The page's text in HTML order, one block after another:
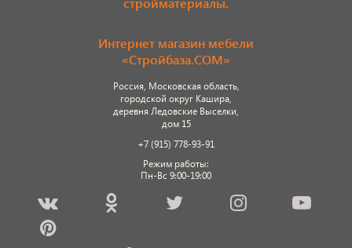
Интернет магазин мебели
«Стройбаза.COM»
Россия, Московская область,
городской округ Кашира,
деревня Ледовские Выселки,
дом 15
+7 (915) 778-93-91
Режим работы:
Пн-Вс 9:00-19:00